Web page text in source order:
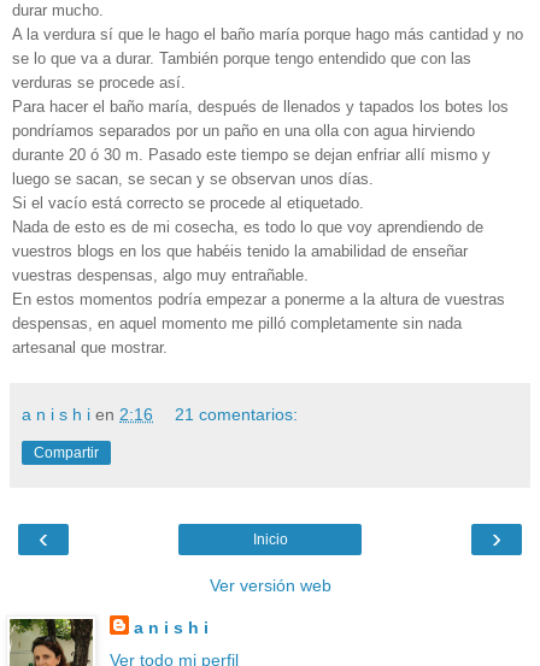
durar mucho.
A la verdura sí que le hago el baño maría porque hago más cantidad y no
se lo que va a durar. También porque tengo entendido que con las
verduras se procede así.
Para hacer el baño maría, después de llenados y tapados los botes los
pondríamos separados por un paño en una olla con agua hirviendo
durante 20 ó 30 m. Pasado este tiempo se dejan enfriar allí mismo y
luego se sacan, se secan y se observan unos días.
Si el vacío está correcto se procede al etiquetado.
Nada de esto es de mi cosecha, es todo lo que voy aprendiendo de
vuestros blogs en los que habéis tenido la amabilidad de enseñar
vuestras despensas, algo muy entrañable.
En estos momentos podría empezar a ponerme a la altura de vuestras
despensas, en aquel momento me pilló completamente sin nada
artesanal que mostrar.
a n i s h i en 2:16 21 comentarios:
Compartir
‹ ›
Inicio
Ver versión web
a n i s h i
Ver todo mi perfil